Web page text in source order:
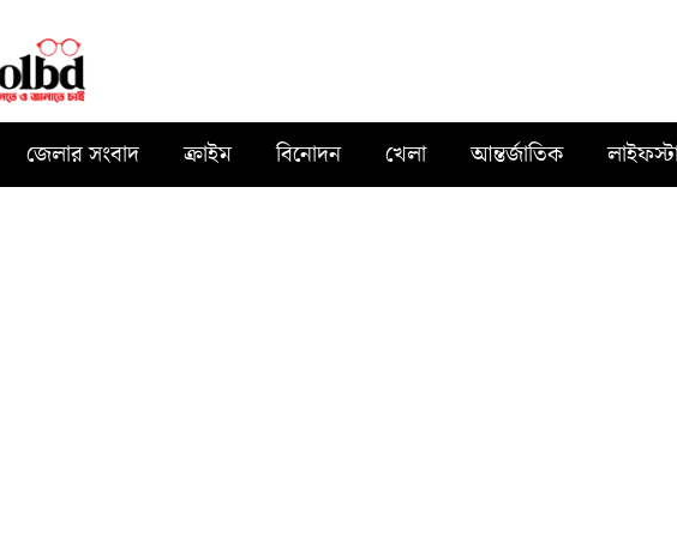
জেলার সংবাদ ক্রাইম বিনোদন খেলা আন্তর্জাতিক